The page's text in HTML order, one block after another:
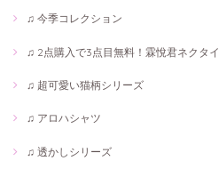
♫ 今季コレクション
♫ 2点購入で3点目無料！霖悅君ネクタイ
♫ 超可愛い猫柄シリーズ
♫ アロハシャツ
♫ 透かしシリーズ